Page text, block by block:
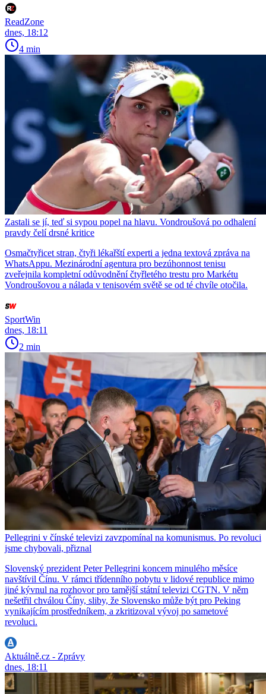
ReadZone
dnes, 18:12
4 min
Zastali se jí, teď si sypou popel na hlavu. Vondroušová po odhalení
pravdy čelí drsné kritice
Osmačtyřicet stran, čtyři lékařští experti a jedna textová zpráva na
WhatsAppu. Mezinárodní agentura pro bezúhonnost tenisu
zveřejnila kompletní odůvodnění čtyřletého trestu pro Markétu
Vondroušovou a nálada v tenisovém světě se od té chvíle otočila.
SportWin
dnes, 18:11
2 min
Pellegrini v čínské televizi zavzpomínal na komunismus. Po revoluci
jsme chybovali, přiznal
Slovenský prezident Peter Pellegrini koncem minulého měsíce
navštívil Čínu. V rámci třídenního pobytu v lidové republice mimo
jiné kývnul na rozhovor pro tamější státní televizi CGTN. V něm
nešetřil chválou Číny, sliby, že Slovensko může být pro Peking
vynikajícím prostředníkem, a zkritizoval vývoj po sametové
revoluci.
Aktuálně.cz - Zprávy
dnes, 18:11